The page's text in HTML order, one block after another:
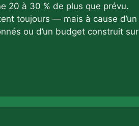
20 à 30 % de plus que prévu.
toujours — mais à cause d’un
ou d’un budget construit sur